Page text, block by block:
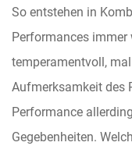
So entstehen in
Performances immer
temperamentvoll,
Aufmerksamkeit des
Performance
Gegebenheiten.